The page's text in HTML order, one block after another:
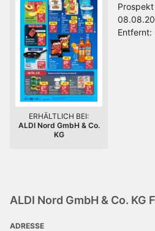
Entfernt:
ERHÄLTLICH BEI:
ALDI Nord GmbH & Co.
KG
ALDI Nord GmbH & Co. KG
ADRESSE